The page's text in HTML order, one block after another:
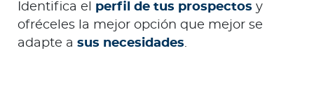
Red de Salud
Contáctanos
Identifica el perfil de tus prospectos y
ofréceles la mejor opción que mejor se
adapte a sus necesidades.